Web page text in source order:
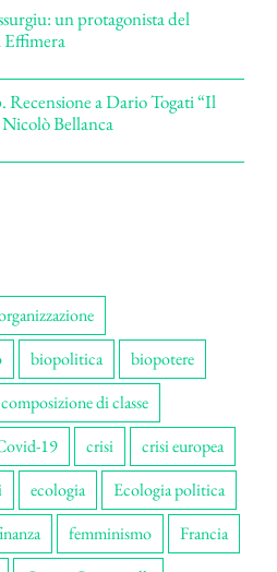
un protagonista del
Recensione a Dario Togati “Il
Bellanca
biopolitica
biopotere
composizione di classe
19 crisi
crisi europea
ecologia
Ecologia politica
femminismo
Francia